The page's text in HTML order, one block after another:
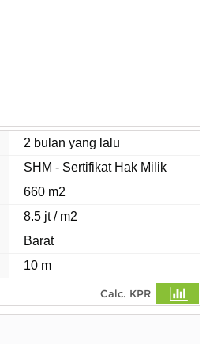
2 bulan yang lalu
SHM - Sertifikat Hak Milik
660 m2
8.5 jt / m2
Barat
10 m
Calc. KPR